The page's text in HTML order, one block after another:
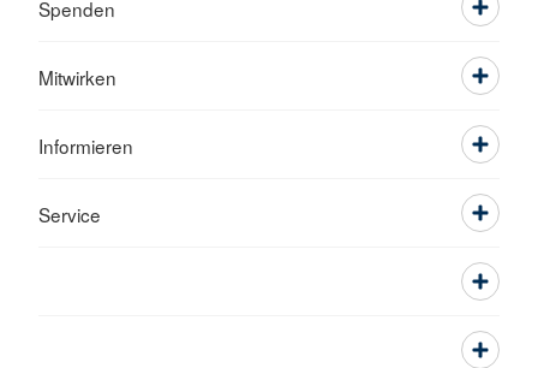
Spenden
Mitwirken
Informieren
Service